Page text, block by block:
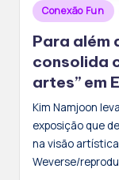
Posted
in
Conexão Fun
Para além
consolida
artes” em
Kim Namjoon
exposição que
na visão
Weverse/